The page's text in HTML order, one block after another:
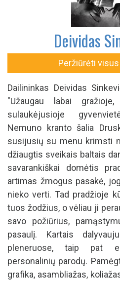
Deividas
Peržiūrėti
Dailininkas Deividas
"Užaugau labai
sulaukėjusioje
Nemuno kranto šalia
susijusių su menu krimsti
džiaugtis sveikais baltais
savarankiškai domėtis
artimas žmogus pasakė,
nieko verti. Tad pradžioje
tuos žodžius, o vėliau ji
savo požiūrius,
pasaulį. Kartais
pleneruose, taip pat
personalinių parodų.
grafika, asambliažas,